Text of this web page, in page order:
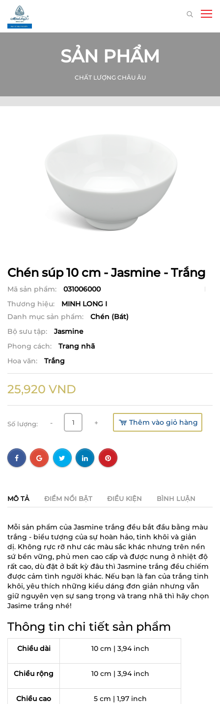
SẢN PHẨM
CHẤT LƯỢNG CHÂU ÂU
Chén súp 10 cm - Jasmine - Trắng
Mã sản phẩm:
031006000
Thương hiệu:
MINH LONG I
Danh mục sản phẩm:
Chén (Bát)
Bộ sưu tập:
Jasmine
Phong cách:
Trang nhã
Hoa văn:
Trắng
25,920 VND
Số lượng: - + Thêm vào giỏ hàng
MÔ TẢ ĐIỂM NỔI BẬT ĐIỀU KIỆN BÌNH LUẬN
Mỗi sản phẩm của Jasmine trắng đều bắt đầu bằng màu
trắng - biểu tượng của sự hoàn hảo, tinh khôi và giản
dị. Không rực rỡ như các màu sắc khác nhưng trên nền
sứ bền vững, phủ men cao cấp và được nung ở nhiệt độ
rất cao, dù đặt ở bất kỳ đâu thì Jasmine trắng đều chiếm
được cảm tình người khác. Nếu bạn là fan của trắng tinh
khôi, yêu thích những kiểu dáng đơn giản nhưng vẫn
giữ nguyên vẹn sự sang trọng và trang nhã thì hãy chọn
Jasime trắng nhé!
Thông tin chi tiết sản phẩm
Chiều dài 10 cm | 3,94 inch
Chiều rộng 10 cm | 3,94 inch
Chiều cao 5 cm | 1,97 inch